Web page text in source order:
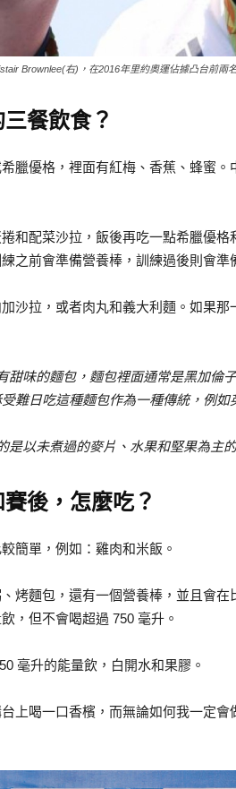
Brownlee(右)，在2016年里約奧運佔據凸台前兩
餐飲食？
臘優格，裡面有紅梅、香蕉、蜂蜜
和配菜沙拉，飯後再吃一點希臘優
之前會準備營養棒，訓練過後則會準
沙拉，或者肉丸和義大利麵。如果
甜味的麵包，麵包裡面通常是黑加倫
難日吃這種麵包作為一種傳統，例
是以未煮過的麥片、水果和堅果為主
後，怎麼吃？
簡單，例如：雞肉和米飯。
烤麵包，還有一個營養棒，並且會
，但不會喝超過 750 毫升。
毫升的能量飲，白開水和果膠。
上喝一口香檳，而無論如何我一定